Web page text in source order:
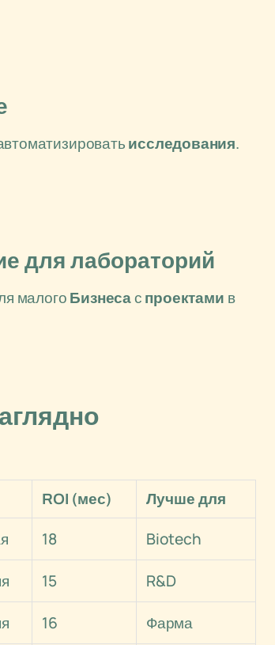
исследования.
для лабораторий
малогоБизнесаспроектами в
ROI (мес) Лучше для
18 Biotech
15 R&D
16 Фарма